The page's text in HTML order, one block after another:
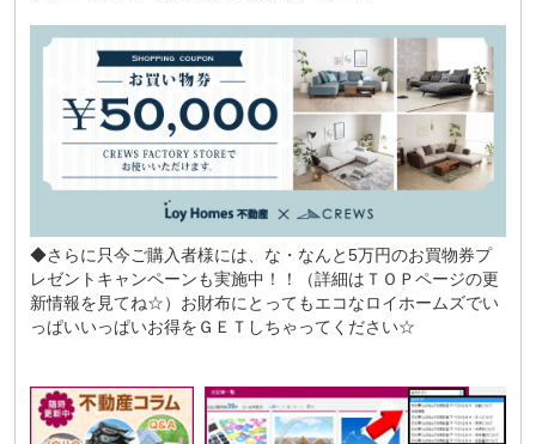
◆さらに只今ご購入者様には、な・なんと5万円のお買物券プ
レゼントキャンペーンも実施中！！（詳細はＴＯＰページの更
新情報を見てね☆）お財布にとってもエコなロイホームズでい
っぱいいっぱいお得をＧＥＴしちゃってください☆